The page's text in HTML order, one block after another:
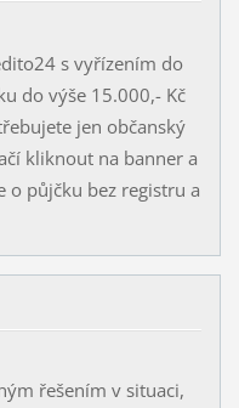
s vyřízením do
do výše 15.000,- Kč
jen občanský
kliknout na banner a
o půjčku bez registru a
řešením v situaci,